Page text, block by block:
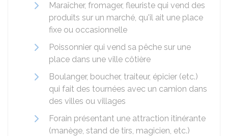
Maraîcher, fromager, fleuriste qui vend des
produits sur un marché, qu'il ait une place
fixe ou occasionnelle
Poissonnier qui vend sa pêche sur une
place dans une ville côtière
Boulanger, boucher, traiteur, épicier (etc.)
qui fait des tournées avec un camion dans
des villes ou villages
Forain présentant une attraction itinérante
(manège, stand de tirs, magicien, etc.)